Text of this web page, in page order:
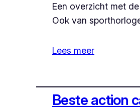
Een overzicht met
Ook van
Lees meer
Beste action